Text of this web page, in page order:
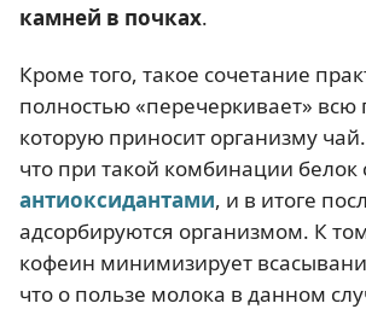
камней в почках.
Кроме того, такое сочетание
полностью «перечеркивает» всю
которую приносит организму
что при такой комбинации белок
антиоксидантами, и в итоге
адсорбируются организмом. К
кофеин минимизирует
что о пользе молока в данном